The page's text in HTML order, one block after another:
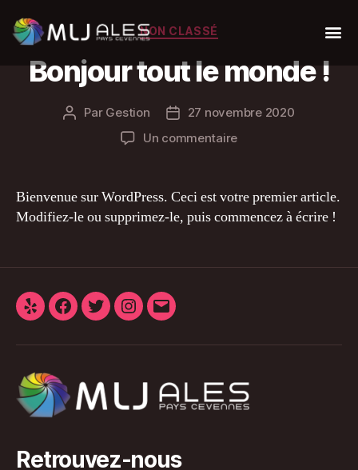
NON CLASSÉ
Bonjour tout le monde !
Par Gestion
27 novembre 2020
Un commentaire
Bienvenue sur WordPress. Ceci est votre premier article.
Modifiez-le ou supprimez-le, puis commencez à écrire !
Retrouvez-nous